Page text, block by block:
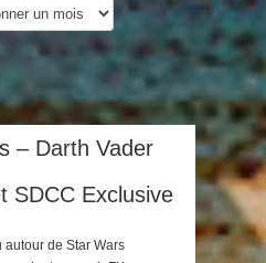
– Darth Vader
SDCC Exclusive
autour de Star Wars